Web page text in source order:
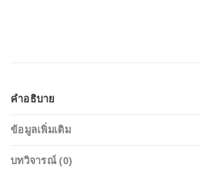
คำอธิบาย
ข้อมูลเพิ่มเติม
บทวิจารณ์ (0)